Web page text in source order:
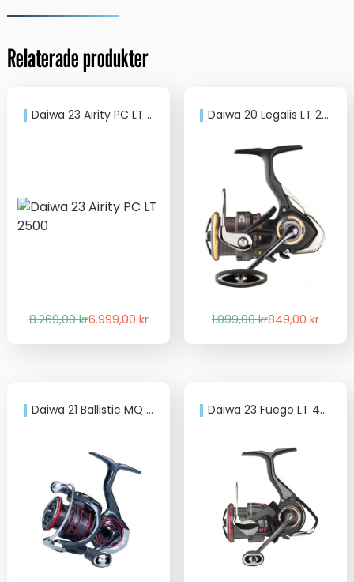
Relaterade produkter
Daiwa 23 Airity PC LT 2500
8.269,00krDet
6.999,00 kr
Det
Daiwa 20 Legalis LT 2500
1.099,00krDet
849,00 kr
Det
Daiwa 21 Ballistic MQ LT 2500D-XH
Daiwa 23 Fuego LT 4000D